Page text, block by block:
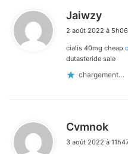
Jaiwzy
t
:
2 août 2022 à 5h06
cialis 40mg cheap
dutasteride sale
chargement…
Cvmnok
t
3 août 2022 à